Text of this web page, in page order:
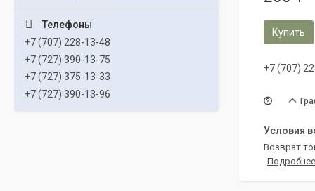
Купить
+7 (707)
возврат
Подробнее
+7 (707) 228-13-48
+7 (727) 390-13-75
+7 (727) 375-13-33
+7 (727) 390-13-96